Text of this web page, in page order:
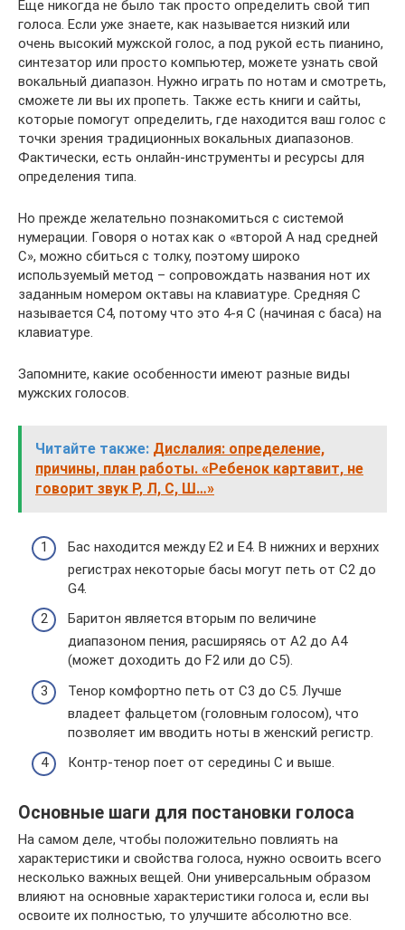
Еще никогда не было так просто определить свой тип
голоса. Если уже знаете, как называется низкий или
очень высокий мужской голос, а под рукой есть пианино,
синтезатор или просто компьютер, можете узнать свой
вокальный диапазон. Нужно играть по нотам и смотреть,
сможете ли вы их пропеть. Также есть книги и сайты,
которые помогут определить, где находится ваш голос с
точки зрения традиционных вокальных диапазонов.
Фактически, есть онлайн-инструменты и ресурсы для
определения типа.
Но прежде желательно познакомиться с системой
нумерации. Говоря о нотах как о «второй A над средней
C», можно сбиться с толку, поэтому широко
используемый метод – сопровождать названия нот их
заданным номером октавы на клавиатуре. Средняя C
называется C4, потому что это 4-я C (начиная с баса) на
клавиатуре.
Запомните, какие особенности имеют разные виды
мужских голосов.
Читайте также: Дислалия: определение,
причины, план работы. «Ребенок картавит, не
говорит звук Р, Л, С, Ш…»
Бас находится между E2 и E4. В нижних и верхних
регистрах некоторые басы могут петь от C2 до
G4.
Баритон является вторым по величине
диапазоном пения, расширяясь от A2 до A4
(может доходить до F2 или до C5).
Тенор комфортно петь от C3 до C5. Лучше
владеет фальцетом (головным голосом), что
позволяет им вводить ноты в женский регистр.
Контр-тенор поет от середины C и выше.
Основные шаги для постановки голоса
На самом деле, чтобы положительно повлиять на
характеристики и свойства голоса, нужно освоить всего
несколько важных вещей. Они универсальным образом
влияют на основные характеристики голоса и, если вы
освоите их полностью, то улучшите абсолютно все.